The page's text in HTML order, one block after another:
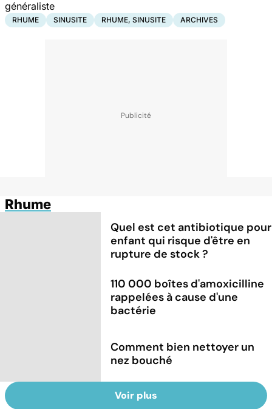
généraliste
RHUME SINUSITE RHUME, SINUSITE ARCHIVES
Rhume
Quel est cet antibiotique pour
enfant qui risque d'être en
rupture de stock ?
110 000 boîtes d'amoxicilline
rappelées à cause d'une
bactérie
Comment bien nettoyer un
nez bouché
Voir plus